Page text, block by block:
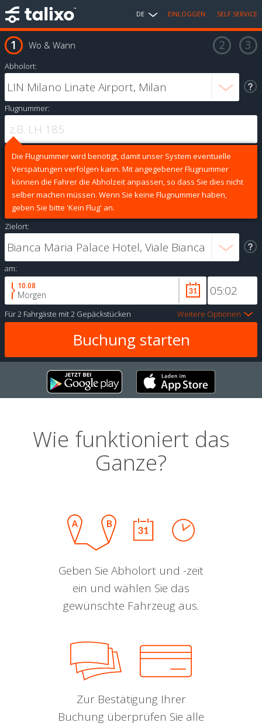
DE EINLOGGEN SELF SERVICE
Wo & Wann
Abholort:
Flugnummer:
Die Flugnummer wird benötigt, damit unser System eventuelle
Verspätungen verfolgen kann. Mit angegebener Flugnummer
können die Fahrer die Abholzeit anpassen, so dass Sie dies nicht
selber machen müssen. Wenn Sie keine Flugnummer haben,
geben Sie bitte 'Kein Flug' an.
Zielort:
am:
10.08
Morgen
Für2 Fahrgäste mit2 Gepäckstücken Weitere Optionen
Wie funktioniert das
Ganze?
Geben Sie Abholort und -zeit
ein und wählen Sie das
gewünschte Fahrzeug aus.
Zur Bestätigung Ihrer
Buchung überprüfen Sie alle